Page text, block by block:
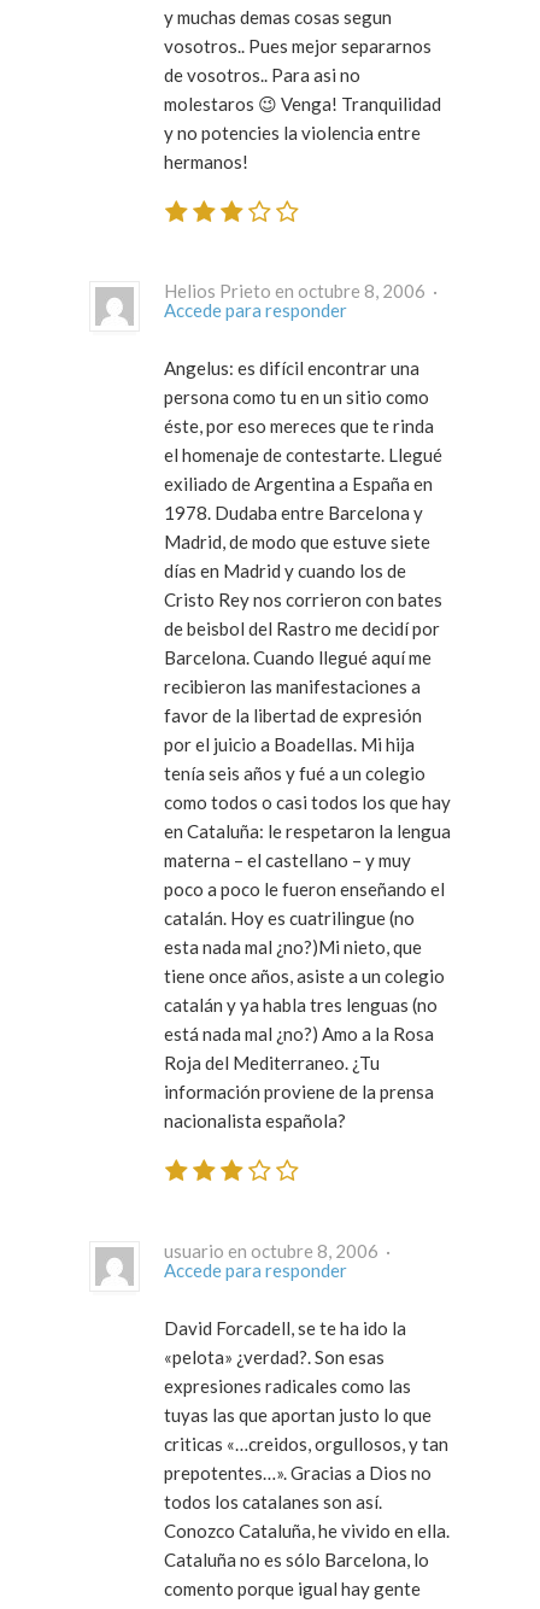
y muchas demas cosas segun
vosotros.. Pues mejor separarnos
de vosotros.. Para asi no
molestaros 😉 Venga! Tranquilidad
y no potencies la violencia entre
hermanos!
Helios Prieto en octubre 8, 2006 ·
Accede para responder
Angelus: es difícil encontrar una
persona como tu en un sitio como
éste, por eso mereces que te rinda
el homenaje de contestarte. Llegué
exiliado de Argentina a España en
1978. Dudaba entre Barcelona y
Madrid, de modo que estuve siete
días en Madrid y cuando los de
Cristo Rey nos corrieron con bates
de beisbol del Rastro me decidí por
Barcelona. Cuando llegué aquí me
recibieron las manifestaciones a
favor de la libertad de expresión
por el juicio a Boadellas. Mi hija
tenía seis años y fué a un colegio
como todos o casi todos los que hay
en Cataluña: le respetaron la lengua
materna – el castellano – y muy
poco a poco le fueron enseñando el
catalán. Hoy es cuatrilingue (no
esta nada mal ¿no?)Mi nieto, que
tiene once años, asiste a un colegio
catalán y ya habla tres lenguas (no
está nada mal ¿no?) Amo a la Rosa
Roja del Mediterraneo. ¿Tu
información proviene de la prensa
nacionalista española?
usuario en octubre 8, 2006 ·
Accede para responder
David Forcadell, se te ha ido la
«pelota» ¿verdad?. Son esas
expresiones radicales como las
tuyas las que aportan justo lo que
criticas «…creidos, orgullosos, y tan
prepotentes…». Gracias a Dios no
todos los catalanes son así.
Conozco Cataluña, he vivido en ella.
Cataluña no es sólo Barcelona, lo
comento porque igual hay gente